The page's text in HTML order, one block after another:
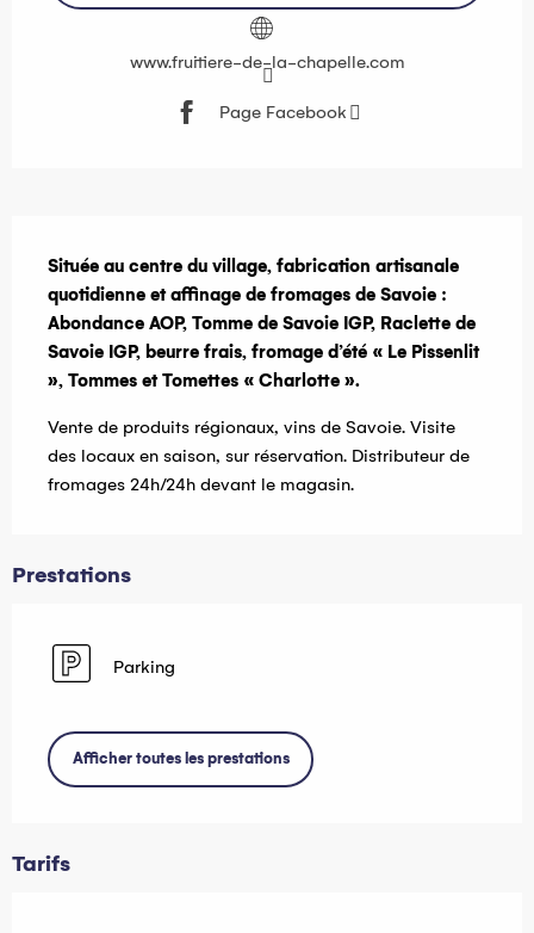
www.fruitiere-de-la-chapelle.com
Page Facebook
Située au centre du village, fabrication artisanale
quotidienne et affinage de fromages de Savoie :
Abondance AOP, Tomme de Savoie IGP, Raclette de
Savoie IGP, beurre frais, fromage d’été « Le Pissenlit
», Tommes et Tomettes « Charlotte ».
Vente de produits régionaux, vins de Savoie. Visite
des locaux en saison, sur réservation. Distributeur de
fromages 24h/24h devant le magasin.
Prestations
Parking
Afficher toutes les prestations
Tarifs